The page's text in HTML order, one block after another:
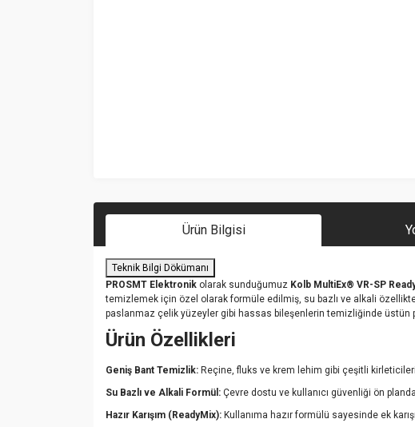
Ürün Bilgisi
Teknik Bilgi Dökümanı
PROSMT Elektronik olarak sunduğumuz Kolb MultiEx® VR-SP
temizlemek için özel olarak formüle edilmiş, su bazlı ve alkali
paslanmaz çelik yüzeyler gibi hassas bileşenlerin temizliğinde üstün
Ürün Özellikleri
Geniş Bant Temizlik: Reçine, fluks ve krem lehim gibi çeşitli
Su Bazlı ve Alkali Formül: Çevre dostu ve kullanıcı güvenliği ön
Hazır Karışım (ReadyMix): Kullanıma hazır formülü sayesinde ek